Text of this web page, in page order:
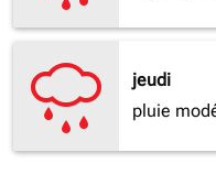
jeudi
pluie